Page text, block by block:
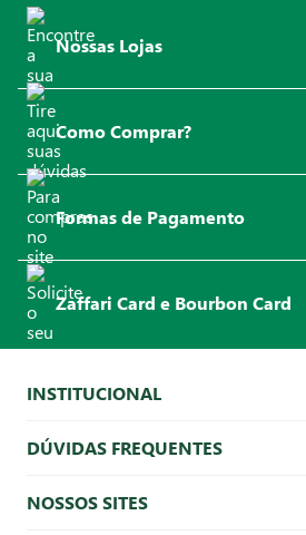
Nossas Lojas
Como Comprar?
Formas de Pagamento
Zaffari Card e Bourbon Card
INSTITUCIONAL
DÚVIDAS FREQUENTES
NOSSOS SITES